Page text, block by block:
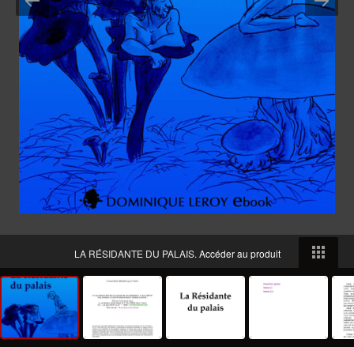
LA RÉSIDANTE DU PALAIS. Accéder au produit